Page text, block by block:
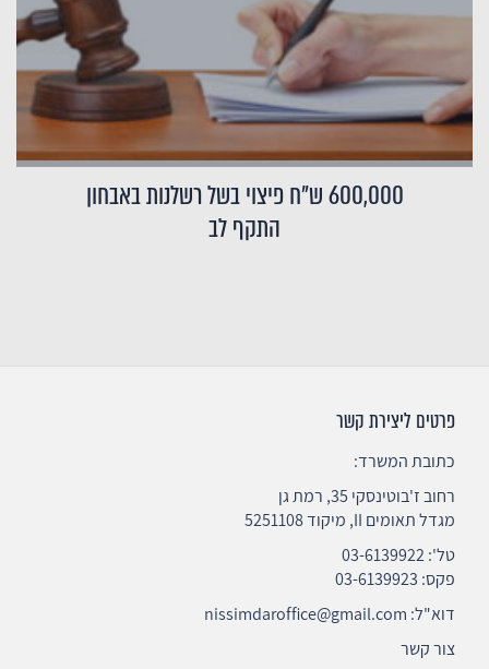
600,000 ש"ח פיצוי בשל רשלנות באבחון
התקף לב
פרטים ליצירת קשר
כתובת המשרד:
רחוב ז'בוטינסקי 35, רמת גן
מגדל תאומים II, מיקוד 5251108
טל':03-6139922
פקס: 03-6139923
דוא"ל: nissimdaroffice@gmail.com
צור קשר